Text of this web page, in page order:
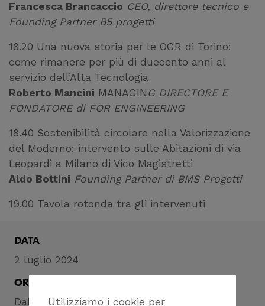
Utilizziamo i cookie per
Francesca Brancaccio CEO, direttore tecnico e
Founding Partner B5 progetti
18.20 Una nuova storia per le OGR di Torino:
come rimanere per più di duecento anni al
servizio dell’Alta Tecnologia
Roberto Mancini MANAGIN G DIRECTORE E
FONDATORE di FOR ENGINEERING
18.40 Sostenibilità circolare nella Valorizzazione
del Moderno: intervento sulle Abitazioni di via
Leopardi a Milano di Vico Magistretti
Aldo Bottini Founding Partner di BMS Progetti
19.00 Tavola rotonda tra gli intervenuti
DATA
2 luglio 2024
ORA
Dalle 17:30 alle 19:30